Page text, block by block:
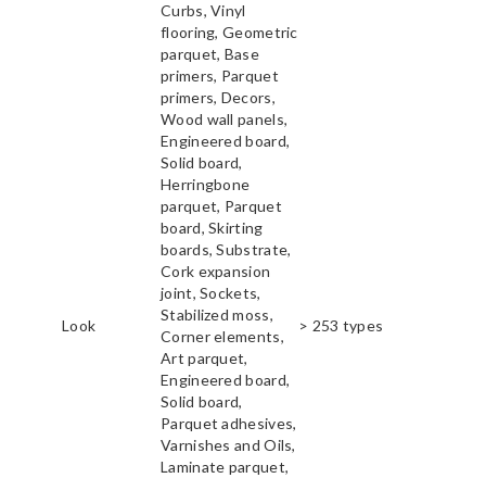
Look
Curbs, Vinyl
flooring, Geometric
parquet, Base
primers, Parquet
primers, Decors,
Wood wall panels,
Engineered board,
Solid board,
Herringbone
parquet, Parquet
board, Skirting
boards, Substrate,
Cork expansion
joint, Sockets,
Stabilized moss,
Corner elements,
Art parquet,
Engineered board,
Solid board,
Parquet adhesives,
Varnishes and Oils,
Laminate parquet,
> 253 types